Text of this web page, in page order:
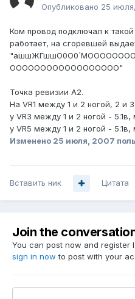
Опубликовано 25
Ком провод подключал к
работает, на сгоревшей
ОООООООООООООООООО"
Точка ревизии A2.
На VR1 между 1 и 2 ногой, 2 и
у VR3 между 1 и 2 ногой -
у VR5 между 1 и 2 ногой -
Изменено 25 июля, 2007
Вставить ник Цитата
Join the
You can post now and register
sign in now to post with your